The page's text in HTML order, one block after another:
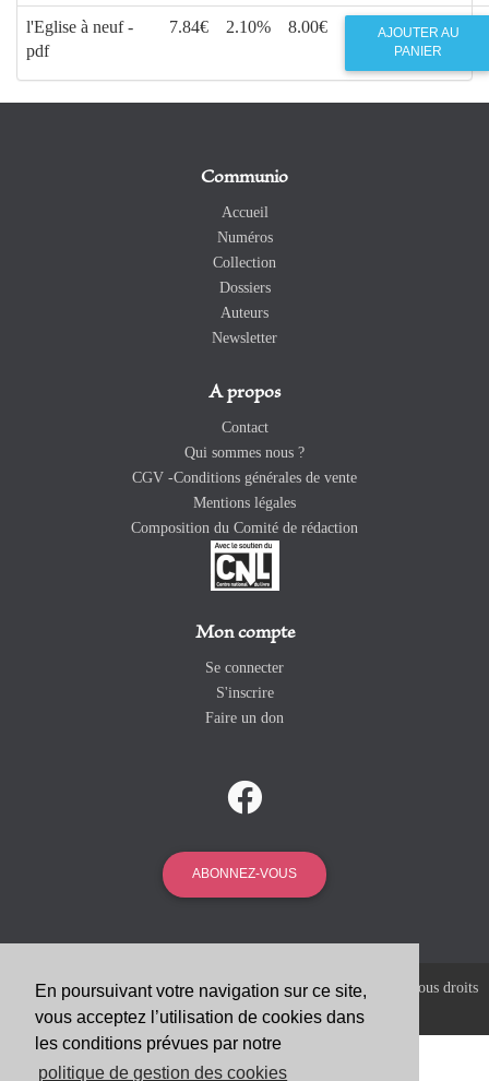
En poursuivant votre navigation sur ce site,
vous acceptez l’utilisation de cookies dans
les conditions prévues par notre
politique de gestion des cookies
l'Eglise à neuf -
pdf
7.84€ 2.10% 8.00€
AJOUTER AU
PANIER
Communio
Accueil
Numéros
Collection
Dossiers
Auteurs
Newsletter
A propos
Contact
Qui sommes nous ?
CGV -Conditions générales de vente
Mentions légales
Composition du Comité de rédaction
Mon compte
Se connecter
S'inscrire
Faire un don
ABONNEZ-VOUS
Copyright 2026 Revue Catholique Internationale COMMUNIO. Tous droits
réservés. |
Mentions Légales